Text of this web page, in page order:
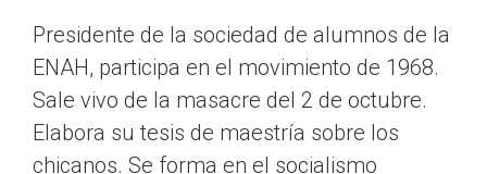
Presidente de la sociedad de alum­nos de la
ENAH, participa en el movimiento de 1968.
Sale vivo de la masacre del 2 de octubre.
Elabora su tesis de maestría sobre los
chicanos. Se forma en el socialismo